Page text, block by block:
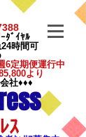
ﾀﾞｲﾔﾙ
時間可
6定期便運行中
より
社♦♦♦
ｽ